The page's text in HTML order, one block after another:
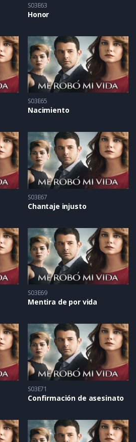
S03E63
Honor
S03E65
Nacimiento
S03E67
Chantaje injusto
S03E69
Mentira de por vida
S03E71
Confirmación de asesinato